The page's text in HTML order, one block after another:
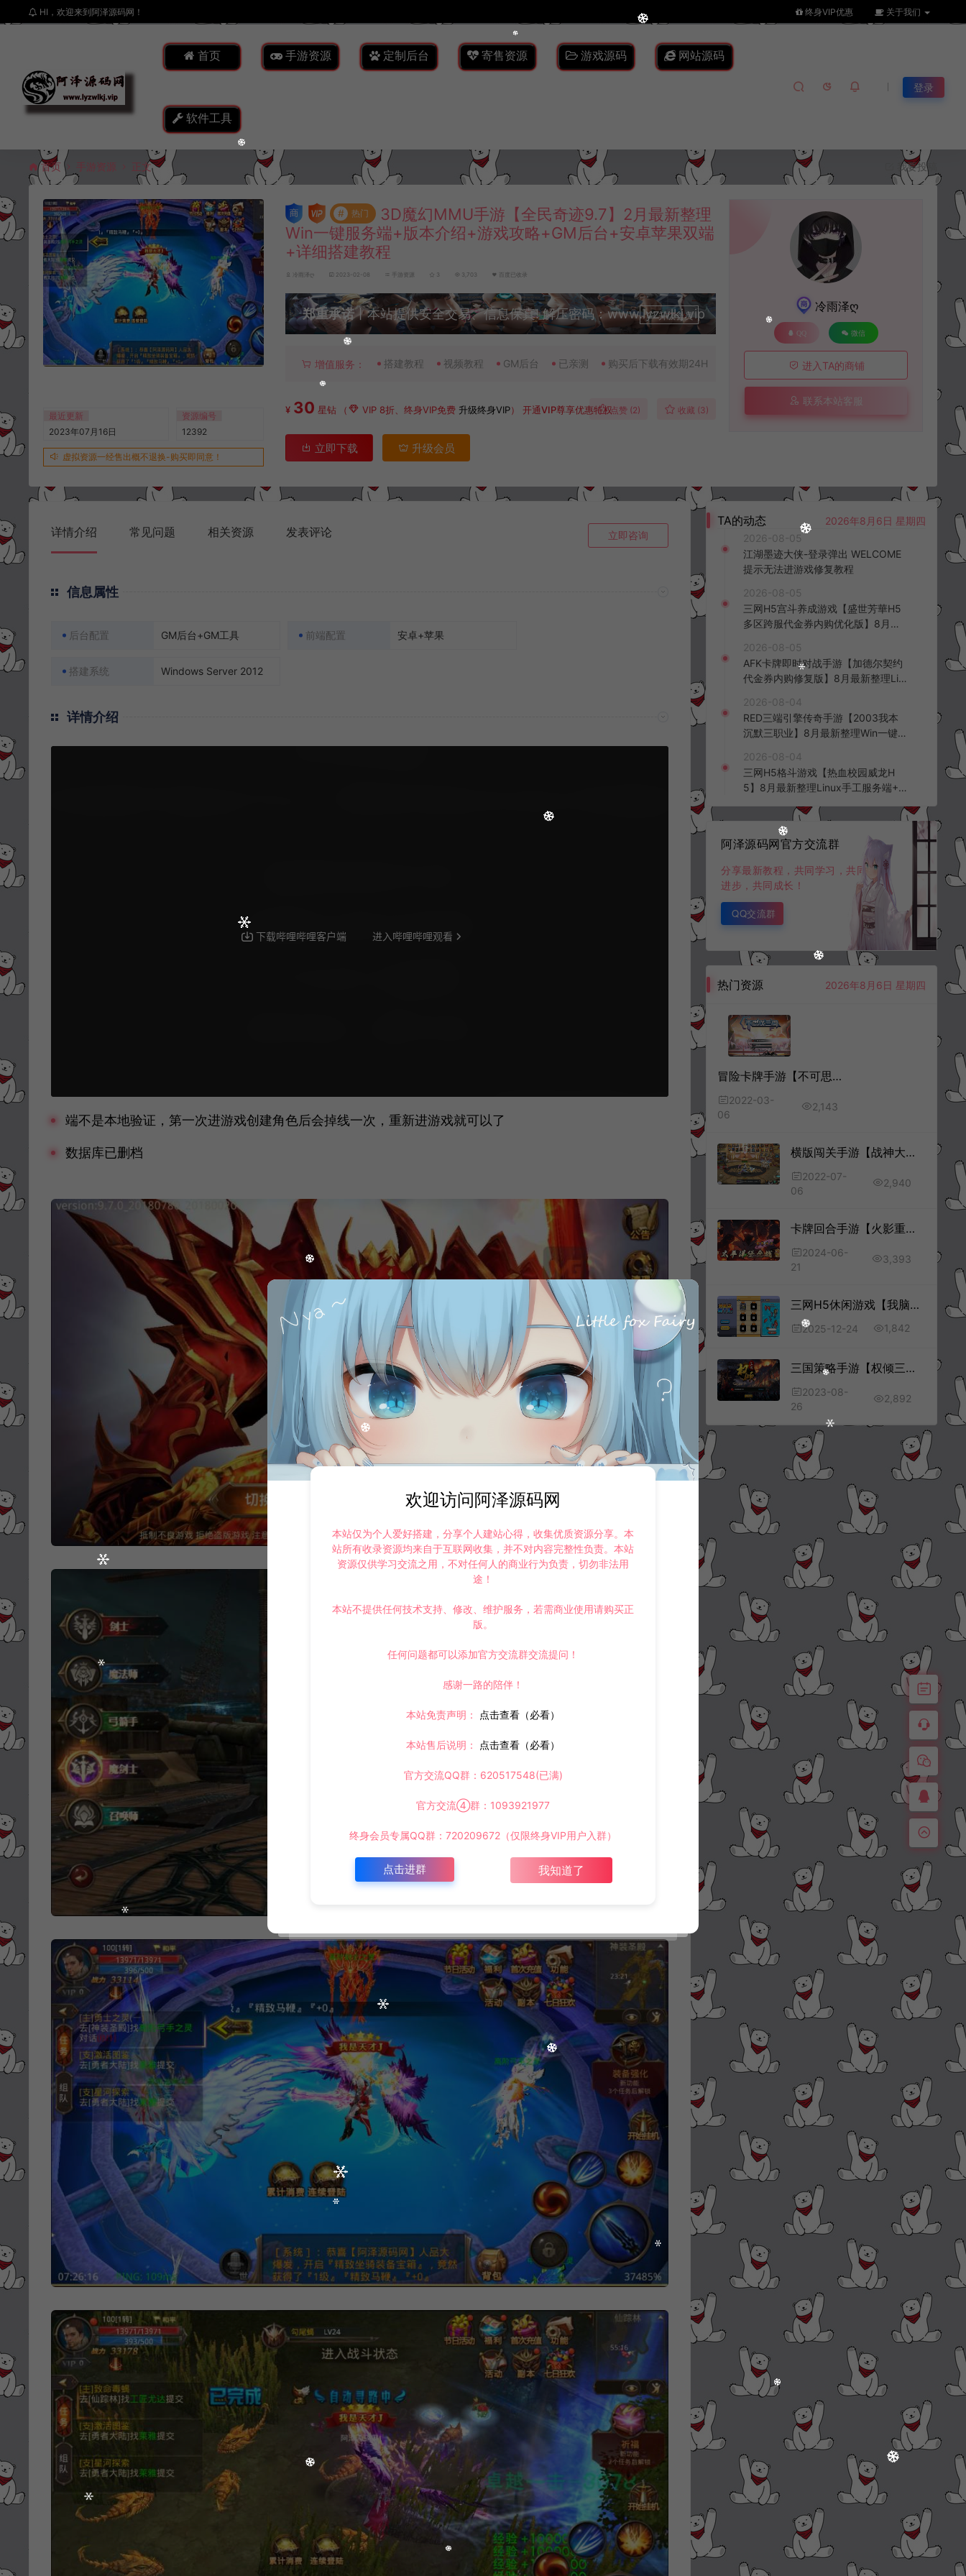
HI，欢迎来到阿泽源码网！ 终身VIP优惠 关于我们
首页 手游资源 定制后台 寄售资源 游戏源码 网站源码
软件工具
登录
首页 手游资源 正文 我要投稿
最近更新
2023年07月16日
资源编号
12392
虚拟资源一经售出概不退换-购买即同意！
# 热门
3D魔幻MMU手游【全民奇迹9.7】2月最新整理
Win一键服务端+版本介绍+游戏攻略+GM后台+安卓苹果双端
+详细搭建教程
冷雨泽ღ 2023-02-08 手游资源 3 3,703 百度已收录
郑重承诺丨本站提供安全交易、信息保真! 解压密码：www.lyzwlkj.vip
升级会员
增值服务： 搭建教程 视频教程 GM后台 已亲测 购买后下载有效期24H
¥ 30 星钻 （ VIP 8折、终身VIP免费 升级终身VIP）开通VIP尊享优惠特权点赞 (2) 收藏 (3)
立即下载 升级会员
冷雨泽ღ
QQ 微信
进入TA的商铺
联系本站客服
详情介绍 常见问题 相关资源 发表评论 立即咨询
信息属性
后台配置 GM后台+GM工具 前端配置 安卓+苹果
搭建系统 Windows Server 2012
详情介绍
端不是本地验证，第一次进游戏创建角色后会掉线一次，重新进游戏就可以了
数据库已删档
TA的动态
2026年8月6日 星期四
2026-08-05
江湖墨迹大侠-登录弹出 WELCOME
提示无法进游戏修复教程
2026-08-05
三网H5宫斗养成游戏【盛世芳華H5
多区跨服代金券内购优化版】8月最
台+全资源安卓+详细搭建教程+视频
教程
2026-08-05
AFK卡牌即时对战手游【加德尔契约
代金券内购修复版】8月最新整理Lin
K授权后台+安卓苹果双端+详细搭建
教程+视频教程
2026-08-04
RED三端引擎传奇手游【2003我本
沉默三职业】8月最新整理Win一键
2026-08-04
三网H5格斗游戏【热血校园威龙H
5】8月最新整理Linux手工服务端+W
户端+详细搭建教程
阿泽源码网官方交流群
分享最新教程，共同学习，共同
进步，共同成长！
QQ交流群
热门资源 2026年8月6日 星期四
冒险卡牌手游【不可思议三国】3月最新整理Win一键既玩服务端+安卓
2022-03-
06
2,143
横版闯关手游【战神大陆之黑白境界】7月最新整理商业Linux手工服务端+新装备+耳环+新地图+安卓+详细搭建教程
2022-07-
06
2,940
卡牌回合手游【火影重生之太平洋堡垒战】6月最新整理Linux手工服务端+全套表+GM授权后台+安卓苹果双端+详细搭建教程+视频教程
2024-06-
21
3,393
三网H5休闲游戏【我脑袋有个洞H5】12月最新整理Linux手工服务端+Win一键服务端+解压即玩+简易安卓客户端+详细搭建教程
2025-12-24 1,842
三国策略手游【权倾三国暗金版】8月最新整理Win一键服务端+多区跨服+GM授权后台+GM工具+安卓苹果双端+详细搭建教程+视频教程
2023-08-
26
2,892
欢迎访问阿泽源码网
本站仅为个人爱好搭建，分享个人建站心得，收集优质资源分享。本
站所有收录资源均来自于互联网收集，并不对内容完整性负责。本站
资源仅供学习交流之用，不对任何人的商业行为负责，切勿非法用
途！
本站不提供任何技术支持、修改、维护服务，若需商业使用请购买正
版。
任何问题都可以添加官方交流群交流提问！
感谢一路的陪伴！
本站免责声明： 点击查看（必看）
本站售后说明： 点击查看（必看）
官方交流QQ群：620517548(已满)
官方交流④群：1093921977
终身会员专属QQ群：720209672（仅限终身VIP用户入群）
点击进群 我知道了